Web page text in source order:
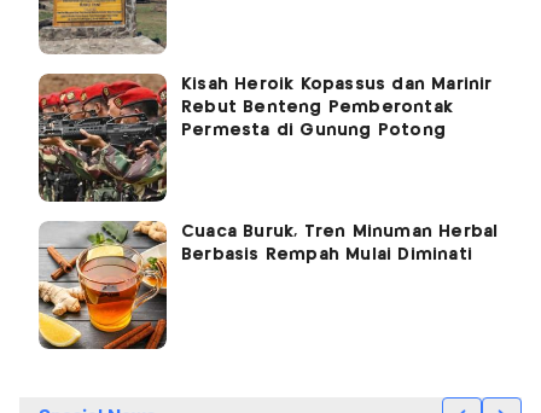
Kisah Heroik Kopassus dan Marinir
Rebut Benteng Pemberontak
Permesta di Gunung Potong
Cuaca Buruk, Tren Minuman Herbal
Berbasis Rempah Mulai Diminati